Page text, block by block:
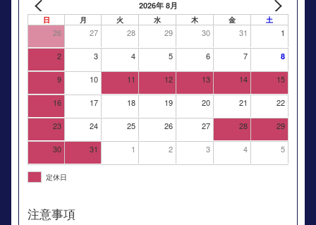
2026年 8月
日 月 火 水 木 金 土
26 27 28 29 30 31 1
2 3 4 5 6 7 8
9 10 11 12 13 14 15
16 17 18 19 20 21 22
23 24 25 26 27 28 29
30 31 1 2 3 4 5
定休日
注意事項